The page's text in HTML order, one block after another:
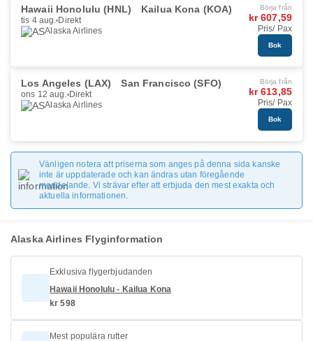
Hawaii Honolulu (HNL) Kailua Kona (KOA)
tis 4 aug. Direkt
Alaska Airlines
Börja från
kr 607,59
Pris/ Pax
Bok
Los Angeles (LAX) San Francisco (SFO)
ons 12 aug. Direkt
Alaska Airlines
Börja från
kr 613,85
Pris/ Pax
Bok
Vänligen notera att priserna som anges på denna sida kanske
inte är uppdaterade och kan ändras utan föregående
meddelande. Vi strävar efter att erbjuda den mest exakta och
aktuella informationen.
Alaska Airlines Flyginformation
Exklusiva flygerbjudanden
Hawaii Honolulu - Kailua Kona
kr 598
Mest populära rutter